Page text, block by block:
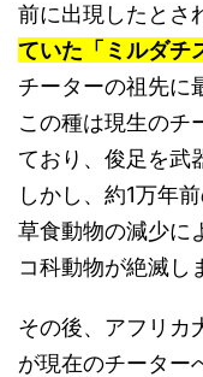
前に出現したとさ
ていた「ミルダチ
チーターの祖先に
この種は現生のチ
ており、俊足を武
しかし、約1万年
草食動物の減少に
コ科動物が絶滅し
その後、アフリカ
が現在のチーター